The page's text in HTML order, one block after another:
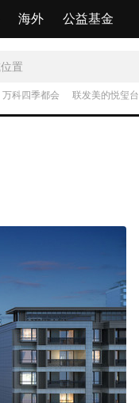
海外 公益基金
万科四季都会 联发美的悦玺台